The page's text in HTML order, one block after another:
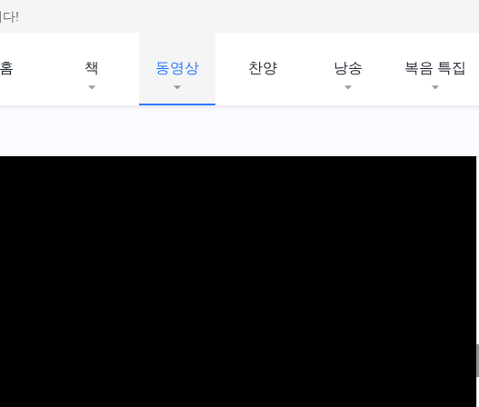
!
홈 책 동영상 찬양 낭송 복음 특집